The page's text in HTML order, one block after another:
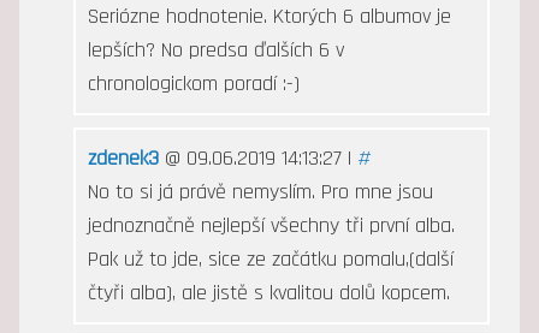
Seriózne hodnotenie. Ktorých 6 albumov je
lepších? No predsa ďalších 6 v
chronologickom poradí :-)
zdenek3@ 09.06.2019 14:13:27 | #
No to si já právě nemyslím. Pro mne jsou
jednoznačně nejlepší všechny tři první alba.
Pak už to jde, sice ze začátku pomalu,(další
čtyři alba), ale jistě s kvalitou dolů kopcem.